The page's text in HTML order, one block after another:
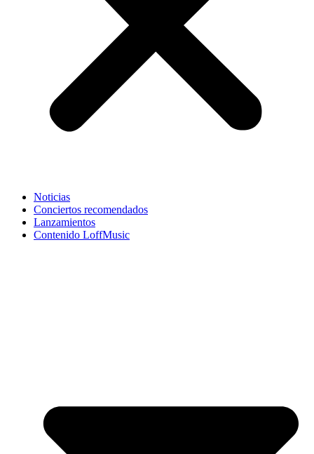
Noticias
Conciertos recomendados
Lanzamientos
Contenido LoffMusic